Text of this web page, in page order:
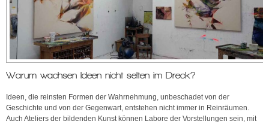
Warum wachsen Ideen nicht selten im Dreck?
Ideen, die reinsten Formen der Wahrnehmung, unbeschadet von der
Geschichte und von der Gegenwart, entstehen nicht immer in Reinräumen.
Auch Ateliers der bildenden Kunst können Labore der Vorstellungen sein, mit